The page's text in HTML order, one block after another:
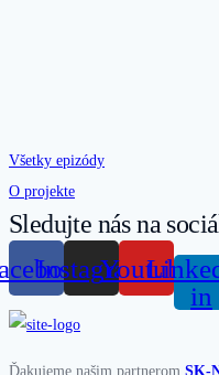
Všetky epizódy
O projekte
Sledujte nás na
InstagramYoutube
in
Ďakujeme našim partnerom SK-